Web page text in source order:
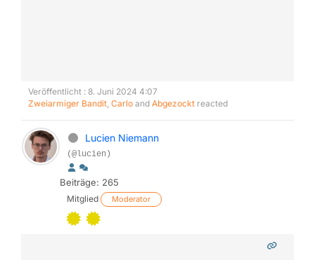
Veröffentlicht : 8. Juni 2024 4:07
Zweiarmiger Bandit, Carlo and Abgezockt reacted
Lucien Niemann
(@lucien)
Beiträge: 265
Mitglied Moderator